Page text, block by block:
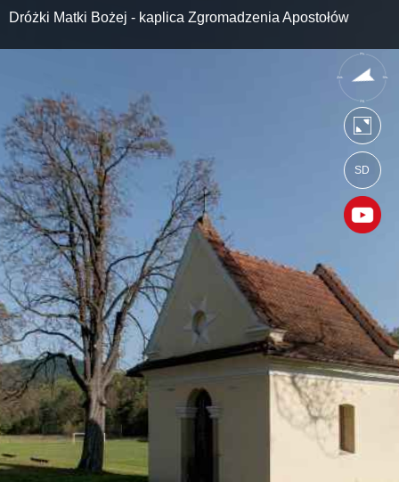
https://kalwaria.wkraj.pl
Mapa serwisu
Dróżki Matki Bożej - kaplica Zgromadzenia Apostołów
SD